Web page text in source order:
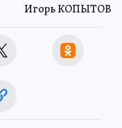
Игорь КОПЫТОВ